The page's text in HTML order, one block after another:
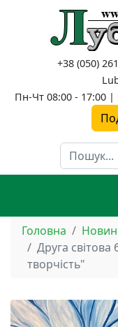
+38 (050)
Пн-Чт 08:00 - 17:00 |
Пошук
Головна
Друга
творчість"